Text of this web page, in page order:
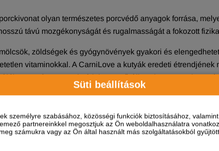
Süti beállítások
személyre szabásához, közösségi funkciók biztosításához,
partnereinkkel megosztjuk az Ön weboldalhasználatra
számukra vagy az Ön által használt más szolgáltatásokból
olyan természetes porcvédő anyagok forrása,
távú mozgékonyságát és rugalmasságát a fokozott
zöldségek és gyógynövények gyakori és
vitaminokkal. A CarniLove a kutyák eredeti
a természetes sejtvédelmet, erősítik az immunrendszert
alga olyan bioaktív anyagok kombinációja, melyek pozitív
a sejtszintű immunitást és serkenti a pajzsmirigy